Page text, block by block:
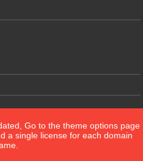
Go to the theme options page
a single license for each domain